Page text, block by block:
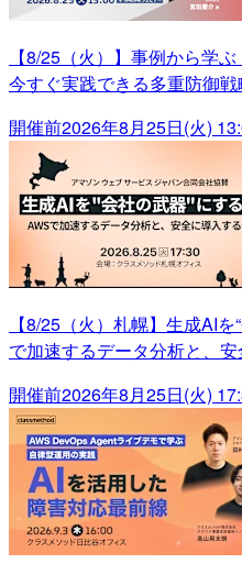
【8/25（火）】事例から学
今すぐ実践できる多重防御戦
開催前2026年8月25日(火)
【8/25（火）札幌】生成AI
で加速するデータ分析と、
開催前2026年8月25日(火)